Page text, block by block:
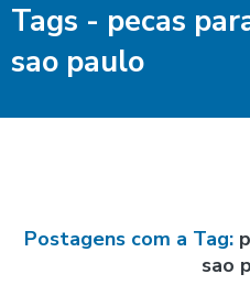
Tags - pecas
sao paulo
Postagens com a Tag:
sao